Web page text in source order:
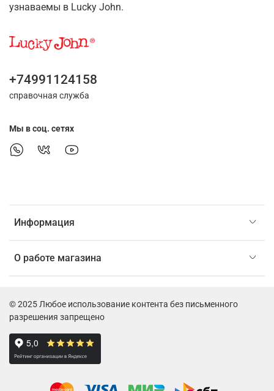
узнаваемы в Lucky John.
Информация
О работе магазина
+74991124158
справочная служба
Мы в соц. сетях
© 2025 Любое использование контента без письменного
разрешения запрещено